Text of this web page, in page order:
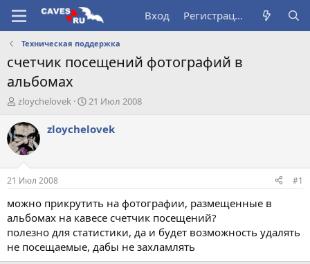
Вход Регистрация
Техническая поддержка
счетчик посещений фотографий в
альбомах
А
т
о
р
т
е
м
ы
zloychelovek
Д
т
а
л
21 Июл 2008
zloychelovek
21 Июл 2008 #1
можно прикрутить на фотографии, размещенные в
альбомах на кавесе счетчик посещений?
полезно для статистики, да и будет возможность удалять
не посещаемые, дабы не захламлять